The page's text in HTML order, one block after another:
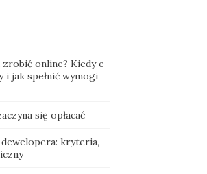
zrobić online? Kiedy e-
jak spełnić wymogi
się opłacać
kryteria,